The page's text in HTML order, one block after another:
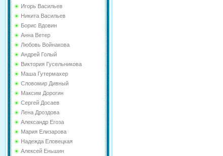
Игорь Васильев
Никита Васильев
Борис Вдовин
Анна Ветер
Любовь Войнакова
Андрей Голый
Виктория Гусельникова
Маша Гутермахер
Словомир Дивный
Максим Дорогин
Сергей Досаев
Лена Дроздова
Александр Егоза
Мария Елизарова
Надежда Еловецкая
Алексей Еньшин